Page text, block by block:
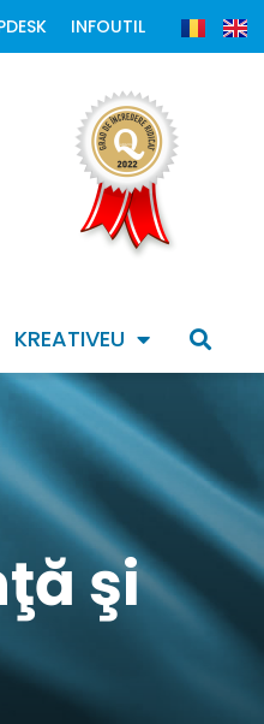
INFOUTIL
KREATIVEU
şi